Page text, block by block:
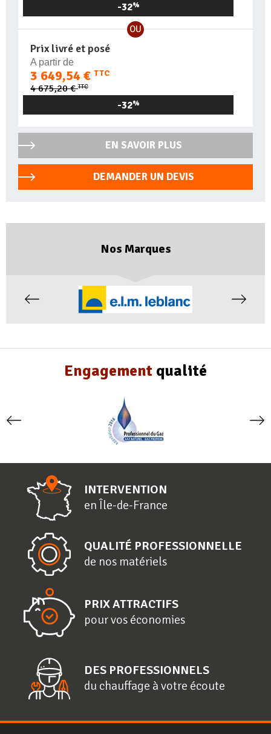
-32%
OU
Prix livré et posé
A partir de
3 649,54 € TTC
4 675,20 €TTC
-32%
EN SAVOIR PLUS
DEMANDER UN DEVIS
Nos Marques
Engagement qualité
INTERVENTION
en Île-de-France
QUALITÉ PROFESSIONNELLE
de nos matériels
PRIX ATTRACTIFS
pour vos économies
DES PROFESSIONNELS
du chauffage à votre écoute